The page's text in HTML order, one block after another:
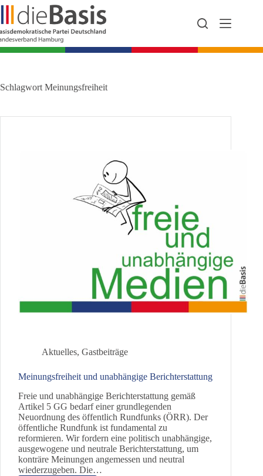
Zum
Inhalt
springen
Schlagwort Meinungsfreiheit
Aktuelles, Gastbeiträge
Meinungsfreiheit und unabhängige Berichterstattung
Freie und unabhängige Berichterstattung gemäß
Artikel 5 GG bedarf einer grundlegenden
Neuordnung des öffentlich Rundfunks (ÖRR). Der
öffentliche Rundfunk ist fundamental zu
reformieren. Wir fordern eine politisch unabhängige,
ausgewogene und neutrale Berichterstattung, um
konträre Meinungen angemessen und neutral
wiederzugeben. Die…